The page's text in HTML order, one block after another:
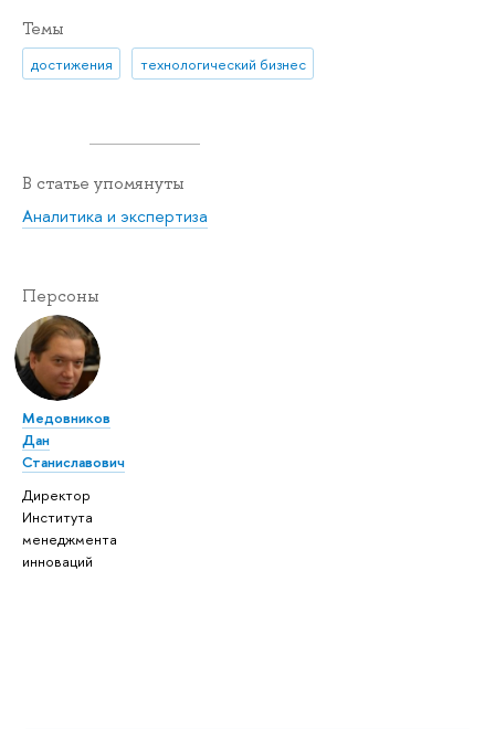
Темы
достижения технологический бизнес
В статье упомянуты
Аналитика и экспертиза
Персоны
Медовников
Дан
Станиславович
Директор
Института
менеджмента
инноваций